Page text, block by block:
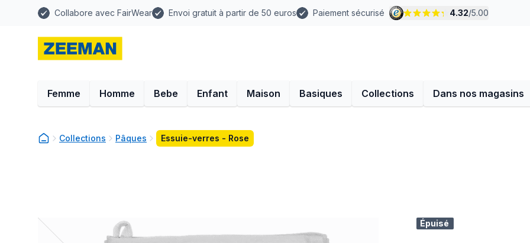
Collabore avec FairWear Envoi gratuit à partir de 50 euros Paiement sécurisé 4.32/5.00
Femme Homme Bebe Enfant Maison Basiques Collections Dans nos magasins
Collections Pâques Essuie-verres - Rose
Épuisé